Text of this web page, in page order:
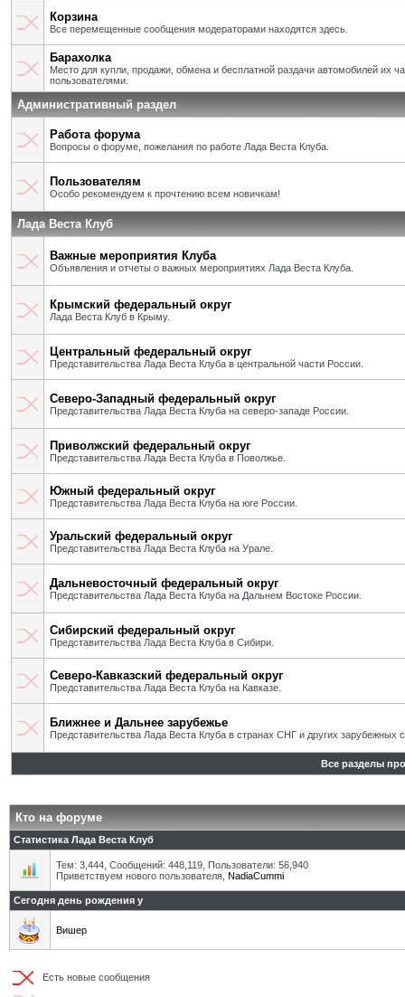
Корзина
Все перемещенные сообщения модераторами находятся здесь.
Барахолка
Место для купли, продажи, обмена и бесплатной раздачи автомобилей их
пользователями.
Административный раздел
Работа форума
Вопросы о форуме, пожелания по работе Лада Веста Клуба.
Пользователям
Особо рекомендуем к прочтению всем новичкам!
Лада Веста Клуб
Важные мероприятия Клуба
Объявления и отчеты о важных мероприятиях Лада Веста Клуба.
Крымский федеральный округ
Лада Веста Клуб в Крыму.
Центральный федеральный округ
Представительства Лада Веста Клуба в центральной части России.
Северо-Западный федеральный округ
Представительства Лада Веста Клуба на северо-западе России.
Приволжский федеральный округ
Представительства Лада Веста Клуба в Поволжье.
Южный федеральный округ
Представительства Лада Веста Клуба на юге России.
Уральский федеральный округ
Представительства Лада Веста Клуба на Урале.
Дальневосточный федеральный округ
Представительства Лада Веста Клуба на Дальнем Востоке России.
Сибирский федеральный округ
Представительства Лада Веста Клуба в Сибири.
Северо-Кавказский федеральный округ
Представительства Лада Веста Клуба на Кавказе.
Ближнее и Дальнее зарубежье
Представительства Лада Веста Клуба в странах СНГ и других зарубежных
Все разделы
Кто на форуме
Статистика Лада Веста Клуб
Тем: 3,444, Сообщений: 448,119, Пользователи: 56,940
Приветствуем нового пользователя, NadiaCummi
Сегодня день рождения у
Вишер
Есть новые сообщения